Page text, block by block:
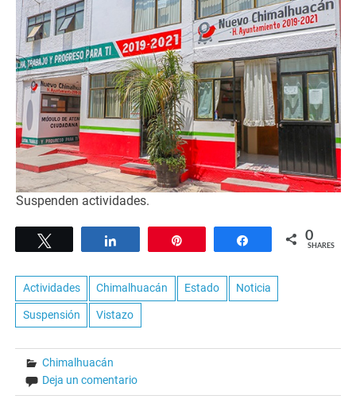
Suspenden actividades.
Share 0
SHARES
Actividades Chimalhuacán Estado Noticia
Suspensión Vistazo
Chimalhuacán
Deja un comentario